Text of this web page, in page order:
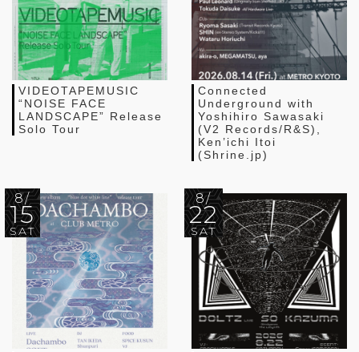
VIDEOTAPEMUSIC
“NOISE FACE
LANDSCAPE” Release
Solo Tour
Connected
Underground with
Yoshihiro Sawasaki
(V2 Records/R&S),
Ken’ichi Itoi
(Shrine.jp)
8/
15
SAT
8/
22
SAT